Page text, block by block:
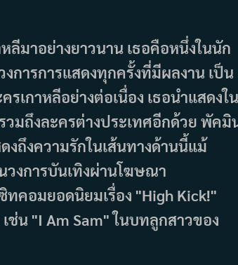
ลีมาอย่างยาวนาน เธอคือหนึ่งในนัก
การการแสดงทุกครั้งที่มีผลงาน เป็น
เกาหลีอย่างต่อเนื่อง เธอนำแสดงใน
วมถึงละครต่างประเทศอีกด้วย พัคมิ
ถึงความรักในเส้นทางด้านนี้แม้
วงการบันเทิงผ่านโฆษณา
คอมยอดนิยมเรื่อง "High Kick!"
ช่น "I Am Sam" ในบทลูกสาวของ